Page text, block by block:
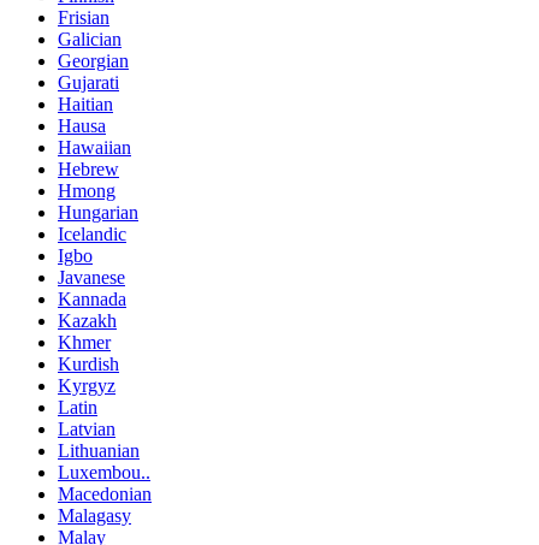
Frisian
Galician
Georgian
Gujarati
Haitian
Hausa
Hawaiian
Hebrew
Hmong
Hungarian
Icelandic
Igbo
Javanese
Kannada
Kazakh
Khmer
Kurdish
Kyrgyz
Latin
Latvian
Lithuanian
Luxembou..
Macedonian
Malagasy
Malay